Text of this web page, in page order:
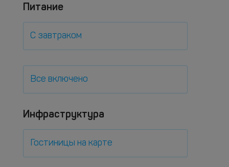
Питание
С завтраком
Все включено
Инфраструктура
Гостиницы на карте